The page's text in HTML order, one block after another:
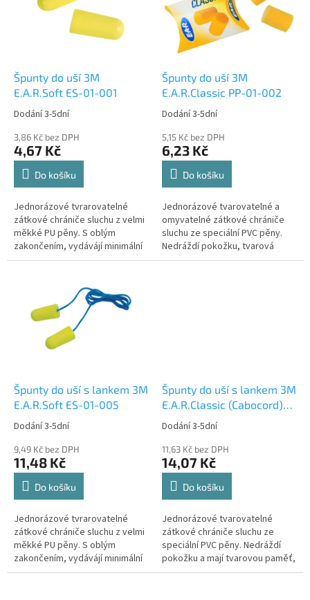
Špunty do uší 3M
E.A.R.Soft ES-01-001
Dodání 3-5dní
3,86 Kč bez DPH
4,67 Kč
Do košíku
Jednorázové tvrarovatelné
zátkové chrániče sluchu z velmi
měkké PU pěny. S oblým
zakončením, vydávájí minimální
a rovnoměrný tlak na...
Špunty do uší 3M
E.A.R.Classic PP-01-002
Dodání 3-5dní
5,15 Kč bez DPH
6,23 Kč
Do košíku
Jednorázové tvarovatelné a
omyvatelné zátkové chrániče
sluchu ze speciální PVC pěny.
Nedráždí pokožku, tvarová
paměť umožňuje postupné a...
Špunty do uší s lankem 3M
E.A.R.Soft ES-01-005
Dodání 3-5dní
9,49 Kč bez DPH
11,48 Kč
Do košíku
Jednorázové tvrarovatelné
zátkové chrániče sluchu z velmi
měkké PU pěny. S oblým
zakončením, vydávájí minimální
a rovnoměrný tlak na...
Špunty do uší s lankem 3M
E.A.R.Classic (Cabocord)
CC-01-000
Dodání 3-5dní
11,63 Kč bez DPH
14,07 Kč
Do košíku
Jednorázové tvarovatelné
zátkové chrániče sluchu ze
speciální PVC pěny. Nedráždí
pokožku a mají tvarovou paměť,
umožňuje postupné a...